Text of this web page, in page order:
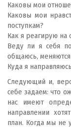
Каковы мои
Каковы мои
поступкам?
Как я реагирую на
Веду ли я себя
общаюсь,
Куда я
Следующий и,
себе задаем: что
нас имеют
направлении
план. Когда мы не